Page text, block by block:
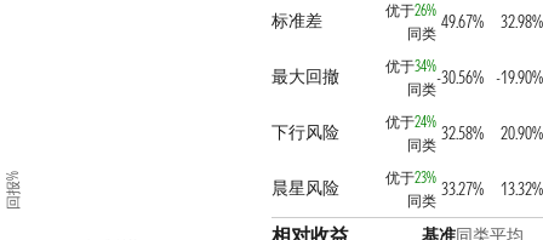
回报%
标准差
优于26%
同类
49.67% 32.98%
最大回撤 优于34%
同类
-30.56% -19.90%
下行风险 优于24%
同类
32.58% 20.90%
晨星风险 优于23%
同类
33.27% 13.32%
相对收益 基准同类平均